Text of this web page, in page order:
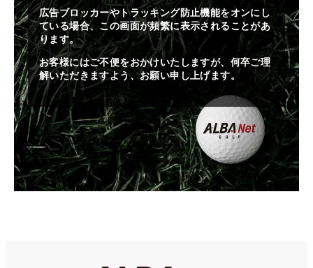
広告ブロッカーやトラッキング防止機能をオンにし
ている場合、この画面が頻繁に表示されることがあ
ります。
お客様にはご不便をおかけいたしますが、何卒ご理
解いただきますよう、お願い申し上げます。